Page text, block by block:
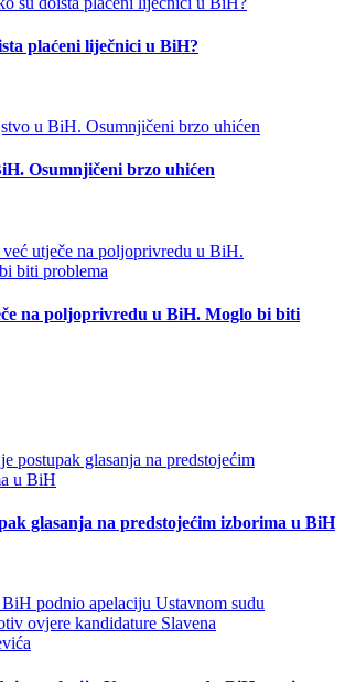
plaćeni liječnici u BiH?
Osumnjičeni brzo uhićen
na poljoprivredu u BiH. Moglo bi biti
glasanja na predstojećim izborima u BiH